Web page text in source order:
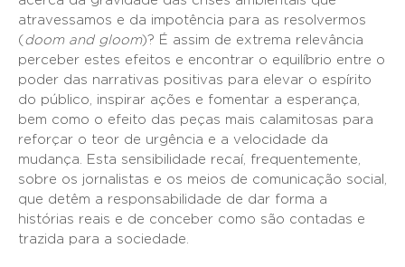
atravessamos e da impotência para as resolvermos
(doom and gloom)? É assim de extrema relevância
perceber estes efeitos e encontrar o equilíbrio entre o
poder das narrativas positivas para elevar o espírito
do público, inspirar ações e fomentar a esperança,
bem como o efeito das peças mais calamitosas para
reforçar o teor de urgência e a velocidade da
mudança. Esta sensibilidade recaí, frequentemente,
sobre os jornalistas e os meios de comunicação social,
que detêm a responsabilidade de dar forma a
histórias reais e de conceber como são contadas e
trazida para a sociedade.